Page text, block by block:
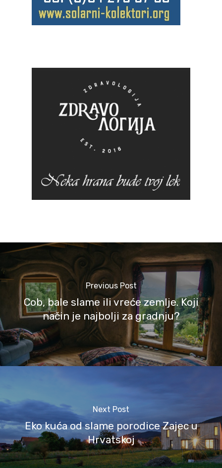
Previous Post
Cob, bale slame ili vreće zemlje. Koji
način je najbolji za gradnju?
Next Post
Eko kuća od slame porodice Zajec u
Hrvatskoj